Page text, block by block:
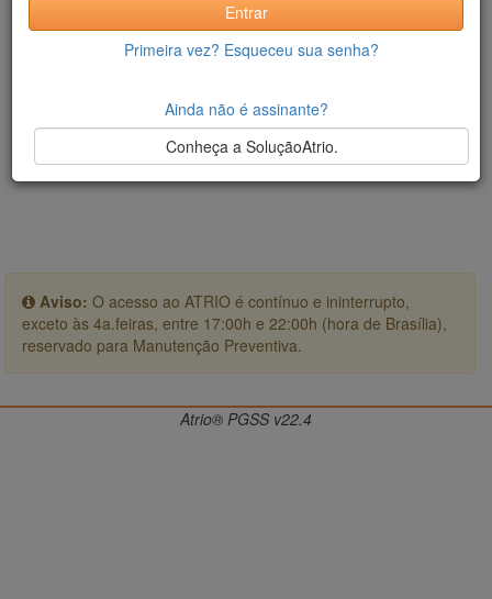
Aviso: O acesso ao ATRIO é contínuo e ininterrupto,
exceto às 4a.feiras, entre 17:00h e 22:00h (hora de Brasília),
reservado para Manutenção Preventiva.
Entrar
Primeira vez? Esqueceu sua senha?
Ainda não é assinante?
Conheça a SoluçãoAtrio.
Atrio® PGSS v22.4